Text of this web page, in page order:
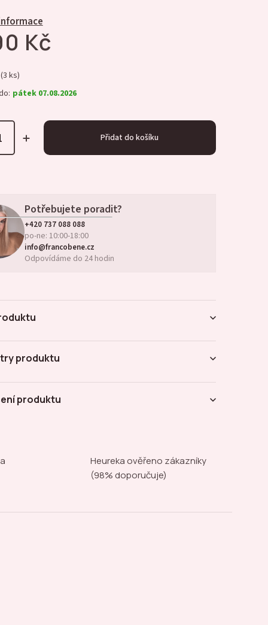
Kč
(3 ks)
pátek 07.08.2026
Přidat do košíku
Potřebujete poradit?
+420 737 088 088
po-ne: 10:00-18:00
info@francobene.cz
Odpovídáme do 24 hodin
produktu
produktu
Heureka ověřeno zákazníky
(98% doporučuje)